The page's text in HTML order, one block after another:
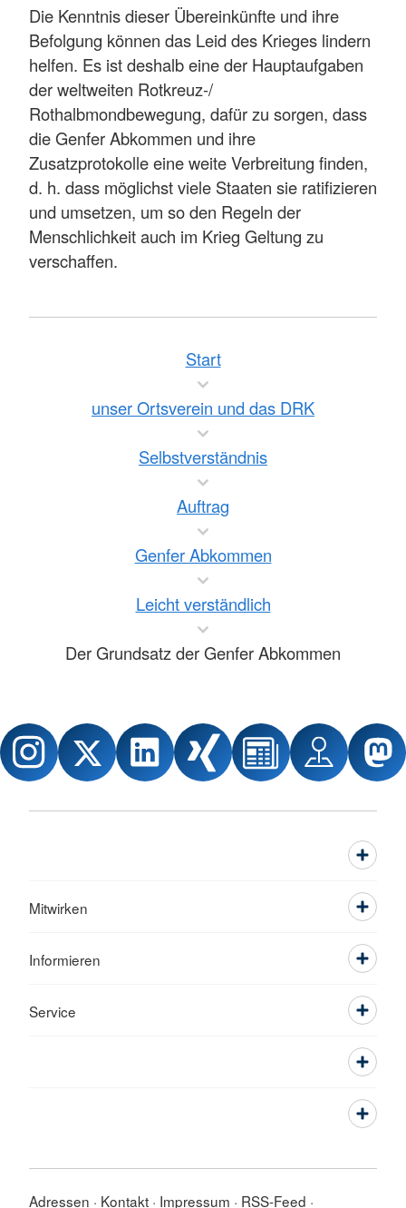
Die Kenntnis dieser Übereinkünfte und ihre
Befolgung können das Leid des Krieges lindern
helfen. Es ist deshalb eine der Hauptaufgaben
der weltweiten Rotkreuz-/
Rothalbmondbewegung, dafür zu sorgen, dass
die Genfer Abkommen und ihre
Zusatzprotokolle eine weite Verbreitung finden,
d. h. dass möglichst viele Staaten sie ratifizieren
und umsetzen, um so den Regeln der
Menschlichkeit auch im Krieg Geltung zu
verschaffen.
Start
unser Ortsverein und das DRK
Selbstverständnis
Auftrag
Genfer Abkommen
Leicht verständlich
Der Grundsatz der Genfer Abkommen
Mitwirken
Informieren
Service
Adressen Kontakt Impressum RSS-Feed